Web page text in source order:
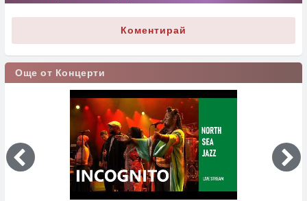
Коментирай
Още от Концерти